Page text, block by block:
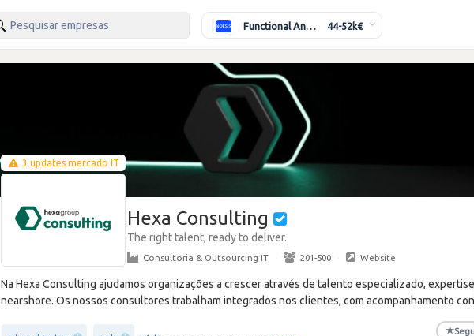
Functional Analyst (Banking) 44-52k€
3 updates mercado IT
Hexa Consulting
The right talent, ready to deliver.
Consultoria & Outsourcing IT · 201-500 · Website
Na Hexa Consulting ajudamos organizações a crescer através de talento especializado,
nearshore. Os nossos consultores trabalham integrados nos clientes, com acompanhamento
★